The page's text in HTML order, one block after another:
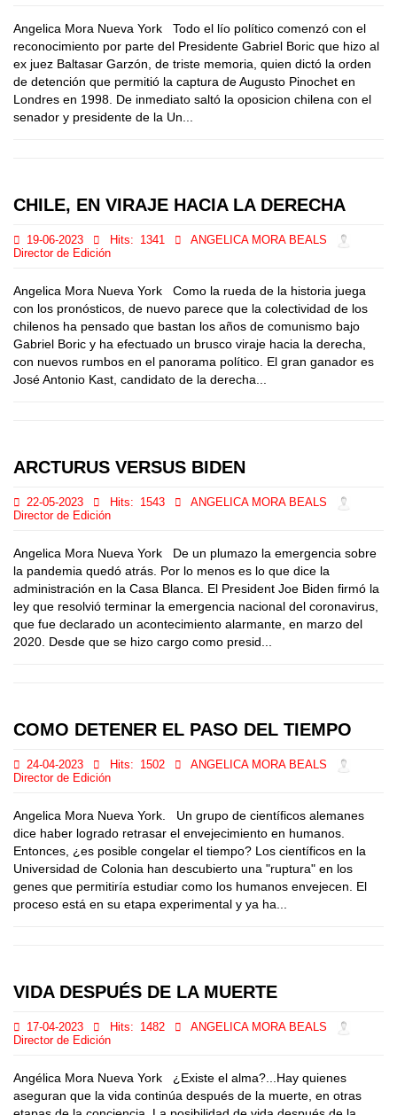
Angelica Mora Nueva York Todo el lío político comenzó con el
reconocimiento por parte del Presidente Gabriel Boric que hizo al
ex juez Baltasar Garzón, de triste memoria, quien dictó la orden
de detención que permitió la captura de Augusto Pinochet en
Londres en 1998. De inmediato saltó la oposicion chilena con el
senador y presidente de la Un...
CHILE, EN VIRAJE HACIA LA DERECHA
19-06-2023 Hits: 1341
ANGELICA MORA BEALS
Director de Edición
Angelica Mora Nueva York Como la rueda de la historia juega
con los pronósticos, de nuevo parece que la colectividad de los
chilenos ha pensado que bastan los años de comunismo bajo
Gabriel Boric y ha efectuado un brusco viraje hacia la derecha,
con nuevos rumbos en el panorama político. El gran ganador es
José Antonio Kast, candidato de la derecha...
ARCTURUS VERSUS BIDEN
22-05-2023 Hits: 1543
ANGELICA MORA BEALS
Director de Edición
Angelica Mora Nueva York De un plumazo la emergencia sobre
la pandemia quedó atrás. Por lo menos es lo que dice la
administración en la Casa Blanca. El President Joe Biden firmó la
ley que resolvió terminar la emergencia nacional del coronavirus,
que fue declarado un acontecimiento alarmante, en marzo del
2020. Desde que se hizo cargo como presid...
COMO DETENER EL PASO DEL TIEMPO
24-04-2023 Hits: 1502
ANGELICA MORA BEALS
Director de Edición
Angelica Mora Nueva York. Un grupo de científicos alemanes
dice haber logrado retrasar el envejecimiento en humanos.
Entonces, ¿es posible congelar el tiempo? Los científicos en la
Universidad de Colonia han descubierto una "ruptura" en los
genes que permitiría estudiar como los humanos envejecen. El
proceso está en su etapa experimental y ya ha...
VIDA DESPUÉS DE LA MUERTE
17-04-2023 Hits: 1482
ANGELICA MORA BEALS
Director de Edición
Angélica Mora Nueva York ¿Existe el alma?...Hay quienes
aseguran que la vida continúa después de la muerte, en otras